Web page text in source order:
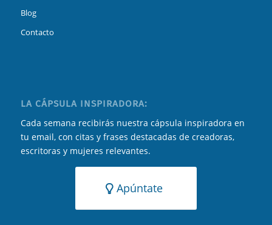
Blog
Contacto
LA CÁPSULA INSPIRADORA:
Cada semana recibirás nuestra cápsula inspiradora en
tu email, con citas y frases destacadas de creadoras,
escritoras y mujeres relevantes.
Apúntate